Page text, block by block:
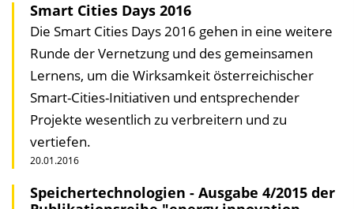
Smart Cities Days 2016
Die Smart Cities Days 2016 gehen in eine weitere
Runde der Vernetzung und des gemeinsamen
Lernens, um die Wirksamkeit österreichischer
Smart-Cities-Initiativen und entsprechender
Projekte wesentlich zu verbreitern und zu
vertiefen.
20.01.2016
Speichertechnologien - Ausgabe 4/2015 der